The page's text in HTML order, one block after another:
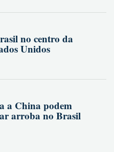
no centro da
Unidos
a China podem
arroba no Brasil